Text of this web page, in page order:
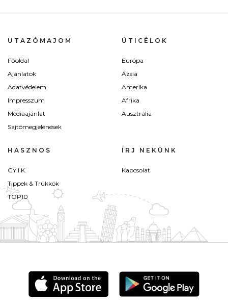
UTAZÓMAJOM
Főoldal
Ajánlatok
Adatvédelem
Impresszum
Médiaajánlat
Sajtómegjelenések
ÚTICÉLOK
Európa
Ázsia
Amerika
Afrika
Ausztrália
HASZNOS
GY.I.K.
Tippek & Trükkök
TOP10
ÍRJ NEKÜNK
Kapcsolat